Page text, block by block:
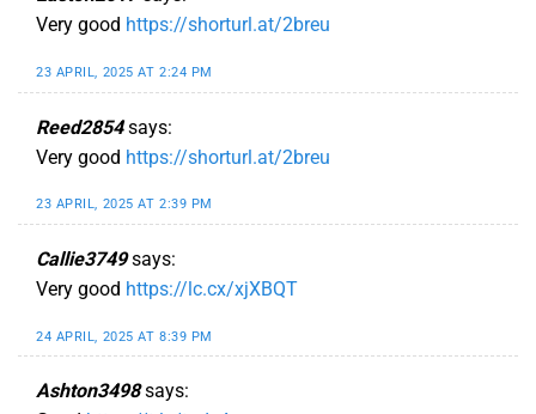
Very good https://shorturl.at/2breu
23 APRIL, 2025 AT 2:24 PM
Reed2854 says:
Very good https://shorturl.at/2breu
23 APRIL, 2025 AT 2:39 PM
Callie3749 says:
Very good https://lc.cx/xjXBQT
24 APRIL, 2025 AT 8:39 PM
Ashton3498 says: